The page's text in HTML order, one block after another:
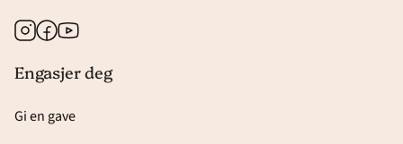
Instagram
Facebook
Youtube
Engasjer deg
Gi en gave